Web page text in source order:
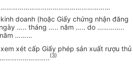
doanh (hoặc Giấy chứng nhận đăng
ngày ….. tháng ….. năm ….. do …………..
năm ………
xem xét cấp Giấy phép sản xuất rượu thủ
(3)